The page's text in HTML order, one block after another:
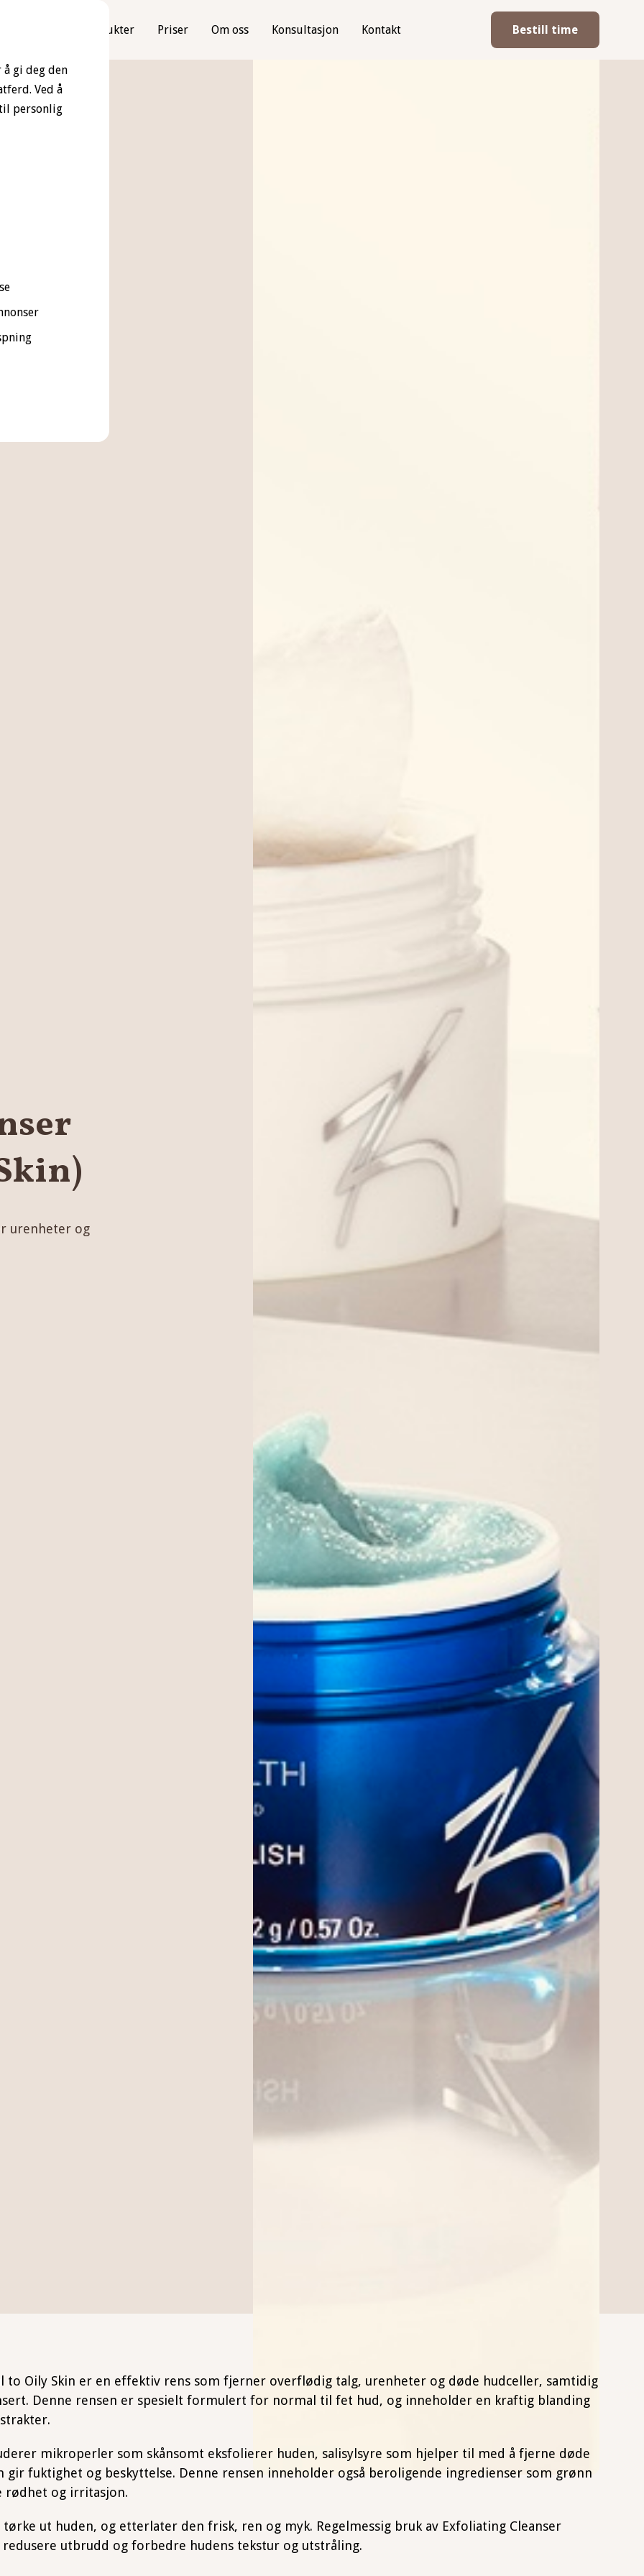
gi deg den
Ved å
personlig
Produkter Priser Om oss Konsultasjon Kontakt Bestill time
urenheter og
to Oily Skin er en effektiv rens som fjerner overflødig talg, urenheter og døde hudceller, samtidig
Denne rensen er spesielt formulert for normal til fet hud, og inneholder en kraftig blanding
mikroperler som skånsomt eksfolierer huden, salisylsyre som hjelper til med å fjerne døde
gir fuktighet og beskyttelse. Denne rensen inneholder også beroligende ingredienser som grønn
rødhet og irritasjon.
ut huden, og etterlater den frisk, ren og myk. Regelmessig bruk av Exfoliating Cleanser
utbrudd og forbedre hudens tekstur og utstråling.